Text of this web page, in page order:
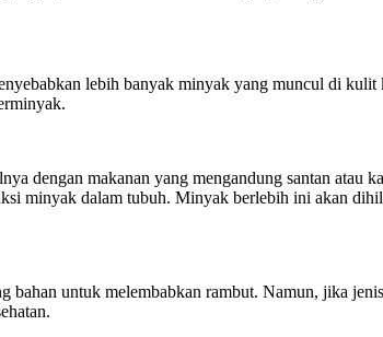
lebih banyak minyak yang muncul di kulit
dengan makanan yang mengandung santan atau
minyak dalam tubuh. Minyak berlebih ini akan
bahan untuk melembabkan rambut. Namun, jika